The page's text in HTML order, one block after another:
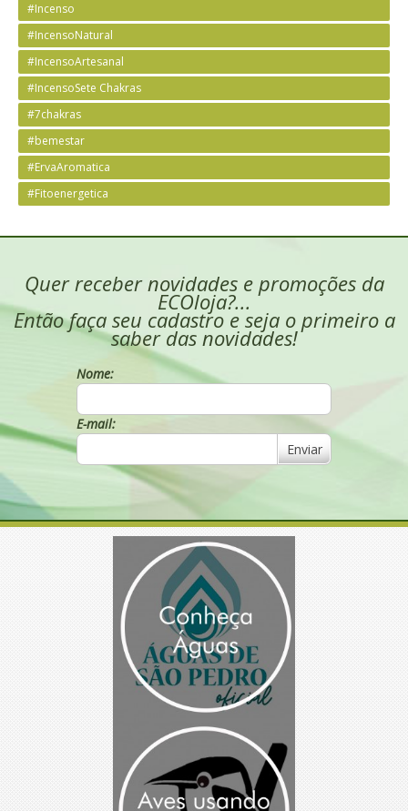
#Incenso
#IncensoNatural
#IncensoArtesanal
#IncensoSete Chakras
#7chakras
#bemestar
#ErvaAromatica
#Fitoenergetica
Quer receber novidades e promoções da
ECOloja?...
Então faça seu cadastro e seja o primeiro a
saber das novidades!
Nome:
E-mail:
Enviar